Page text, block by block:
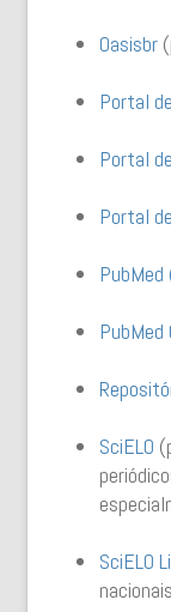
Oasisbr
Portal
Portal
Portal
SciELO
SciELO